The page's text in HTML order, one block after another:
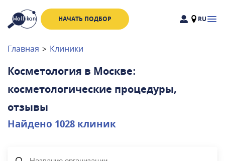
НАЧАТЬ ПОДБОР RU
Доктора
Клиники
Новости
Москва и Московская область
Главная > Клиники
Косметология в Москве:
косметологические процедуры,
отзывы
Найдено 1028 клиник